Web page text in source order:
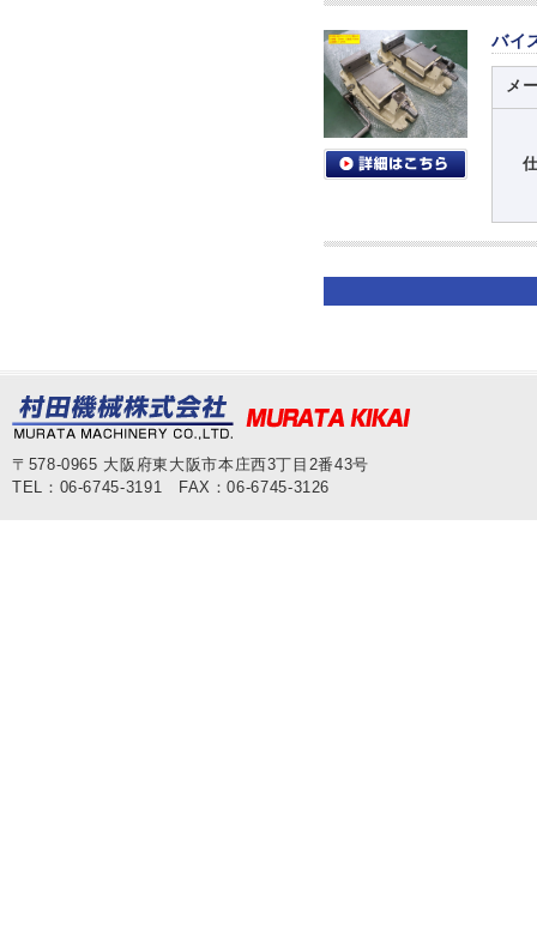
バイ
メ
〒578-0965 大阪府東大阪市本庄西3丁目2番43号
TEL：06-6745-3191 FAX：06-6745-3126